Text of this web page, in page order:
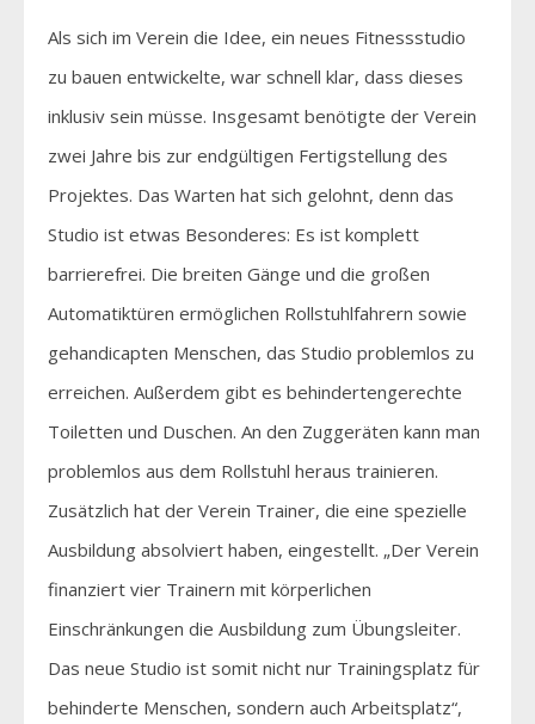
Als sich im Verein die Idee, ein neues Fitnessstudio
zu bauen entwickelte, war schnell klar, dass dieses
inklusiv sein müsse. Insgesamt benötigte der Verein
zwei Jahre bis zur endgültigen Fertigstellung des
Projektes. Das Warten hat sich gelohnt, denn das
Studio ist etwas Besonderes: Es ist komplett
barrierefrei. Die breiten Gänge und die großen
Automatiktüren ermöglichen Rollstuhlfahrern sowie
gehandicapten Menschen, das Studio problemlos zu
erreichen. Außerdem gibt es behindertengerechte
Toiletten und Duschen. An den Zuggeräten kann man
problemlos aus dem Rollstuhl heraus trainieren.
Zusätzlich hat der Verein Trainer, die eine spezielle
Ausbildung absolviert haben, eingestellt. „Der Verein
finanziert vier Trainern mit körperlichen
Einschränkungen die Ausbildung zum Übungsleiter.
Das neue Studio ist somit nicht nur Trainingsplatz für
behinderte Menschen, sondern auch Arbeitsplatz“,